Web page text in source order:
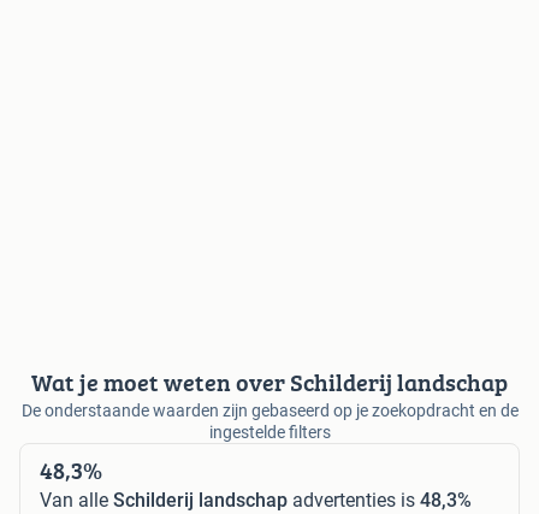
Wat je moet weten over Schilderij landschap
De onderstaande waarden zijn gebaseerd op je zoekopdracht en de
ingestelde filters
48,3%
Van alle Schilderij landschap advertenties is 48,3%